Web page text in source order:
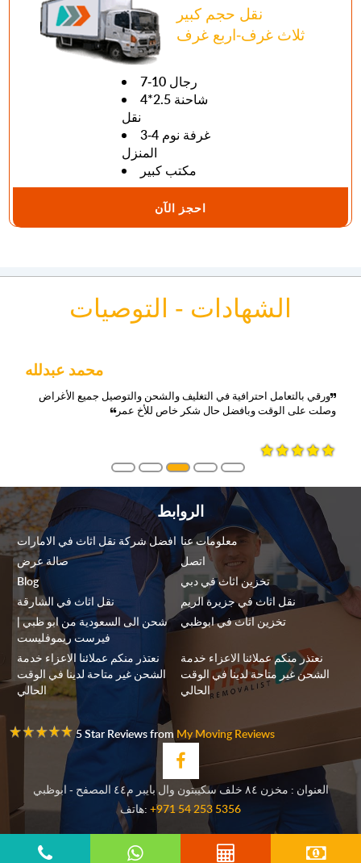
نقل حجم كبير
ثلاث غرف-اربع غرف
7-10 رجال
4*2.5 شاحنة
نقل
3-4 غرفة نوم
المنزل
مكتب كبير
احجز الآن
الشهادات - التوصيات
محمد عبدلله
ورقي بالتعامل احترافية في التغليف والشحن والتوصيل جميع الأغراض
وصلت على الوقت وبافضل حال شكر خاص للأخ عمر
الروابط
افضل شركة نقل اثاث في الامارات معلومات عنا
صالة عرض
اتصل
Blog
تخزين اثاث في دبي
نقل اثاث في الشارقة
نقل اثاث في جزيرة الريم
شحن الى السعودية من ابو ظبي |
فيرست ريموفليست
تخزين اثاث في ابوظبي
نعتذر منكم عملائنا الاعزاء خدمة
الشحن غير متاحة لدينا في الوقت
الحالي
نعتذر منكم عملائنا الاعزاء خدمة
الشحن غير متاحة لدينا في الوقت
الحالي
5 Star Reviews from My Moving Reviews
العنوان : مخزن ٨٤ خلف سكيبتون وال بايبر م٤٤ المصفح - ابوظبي
هاتف: +971 54 253 5356